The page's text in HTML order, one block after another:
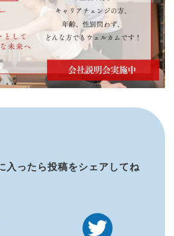
入ったら投稿をシェアしてね